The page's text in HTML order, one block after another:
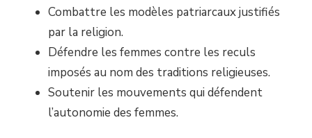
Combattre les modèles patriarcaux justifiés
par la religion.
Défendre les femmes contre les reculs
imposés au nom des traditions religieuses.
Soutenir les mouvements qui défendent
l’autonomie des femmes.